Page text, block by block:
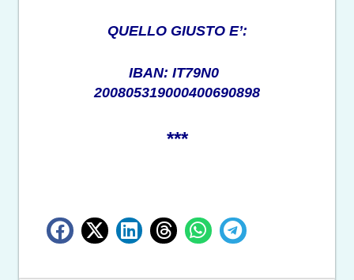
QUELLO GIUSTO E’:
IBAN: IT79N0
200805319000400690898
***